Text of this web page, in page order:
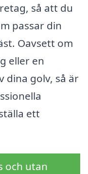
så att du
passar din
Oavsett om
eller en
dina golv, så är
ett
och utan